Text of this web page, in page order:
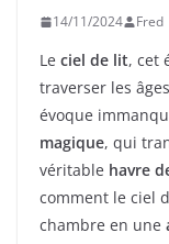
14/11/2024 Fred
Le ciel de lit, cet
traverser les
évoque
magique, qui
véritable havre
comment le ciel
chambre en une